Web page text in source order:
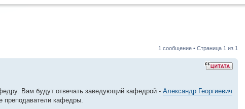
1 сообщение • Страница 1 из 1
Вам будут отвечать заведующий кафедрой -Александр Георгиевич
преподаватели кафедры.